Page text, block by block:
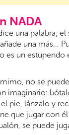
NADA
una palabra;
una más...
es un
no se
imaginario:
pie, lánzalo y
que jugar con
se puede